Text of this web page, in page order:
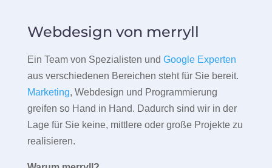
Webdesign von merryll
Ein Team von Spezialisten und Google Experten
aus verschiedenen Bereichen steht für Sie bereit.
Marketing, Webdesign und Programmierung
greifen so Hand in Hand. Dadurch sind wir in der
Lage für Sie keine, mittlere oder große Projekte zu
realisieren.